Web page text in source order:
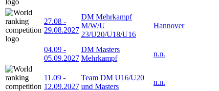
27.08 -
29.08.2027
DM Mehrkampf
M/W/U
23/U20/U18/U16
Hannover
04.09 -
05.09.2027
DM Masters
Mehrkampf
n.n.
11.09 -
12.09.2027
Team DM U16/U20
und Masters
n.n.